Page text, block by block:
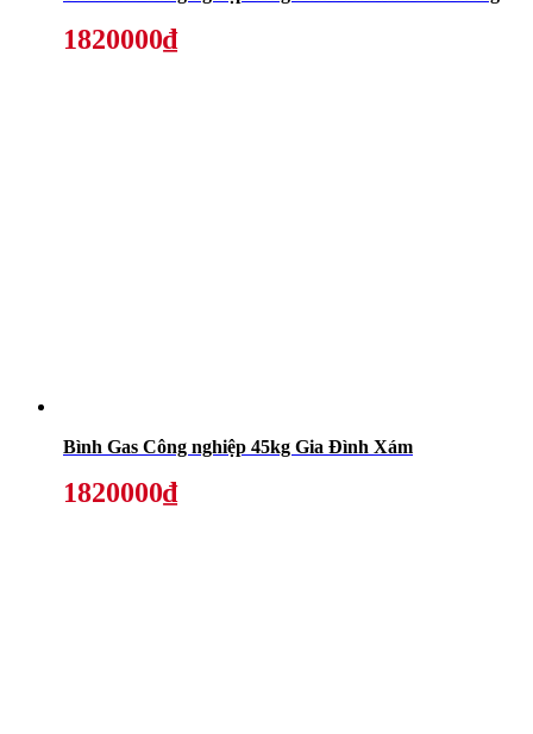
1820000₫
Bình Gas Công nghiệp 45kg Gia Đình Xám
1820000₫